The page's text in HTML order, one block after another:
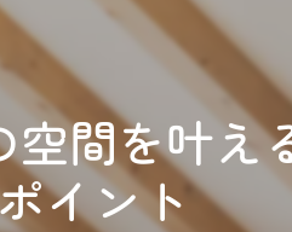
間を叶え
イント